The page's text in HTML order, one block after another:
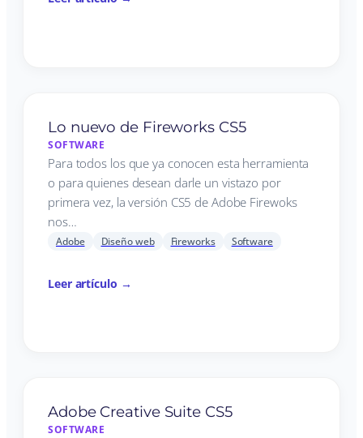
Lo nuevo de Fireworks CS5
SOFTWARE
Para todos los que ya conocen esta herramienta
o para quienes desean darle un vistazo por
primera vez, la versión CS5 de Adobe Firewoks
nos…
Adobe Diseño web Fireworks Software
Leer artículo →
Adobe Creative Suite CS5
SOFTWARE